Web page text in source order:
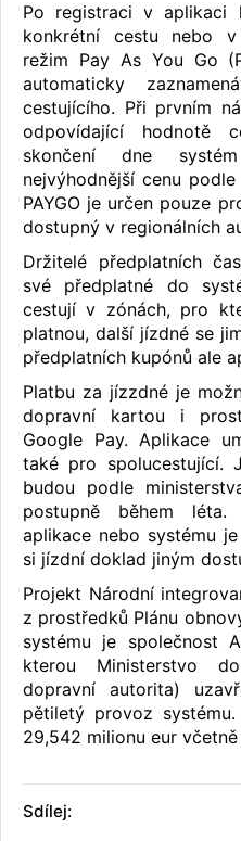
Po registraci v aplikaci
konkrétní cestu nebo
režim Pay As You Go
automaticky
cestujícího. Při prvním
odpovídající hodnotě
skončení dne
nejvýhodnější cenu
PAYGO je určen pouze
dostupný v regionálních
Držitelé předplatních
své předplatné do
cestují v zónách, pro
platnou, další jízdné se
předplatních kupónů ale
Platbu za jízzdné je
dopravní kartou i
Google Pay. Aplikace
také pro spolucestující.
budou podle
postupně během
aplikace nebo systému
si jízdní doklad jiným
Projekt Národní
z prostředků Plánu
systému je společnost
kterou Ministerstvo
dopravní autorita)
pětiletý provoz
29,542 milionu eur včetně
Sdílej: